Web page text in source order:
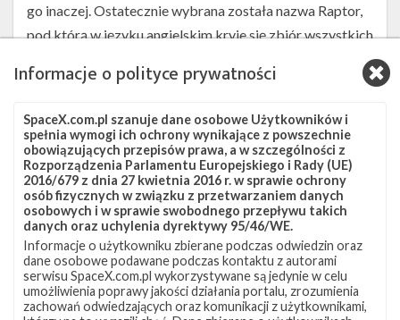
go inaczej. Ostatecznie wybrana została nazwa Raptor,
pod którą w języku angielskim kryje się zbiór wszystkich
swoją nazwę na cześć statku kosmicznego Millennium
Do tej pory stworzono kilka wersji silnika Merlin. W
najnowszej wersji – 1D – silnik ma wyższy ciąg niż
poprzednik. Dodatkowo postawiono na niezawodność i
łatwość produkcji, która z kolei sprawia, że jego budowa
jest bardzo tania. Merlin 1D został również
zaprojektowany tak, aby mógł szybko i w szerokim
zakresie regulować generowany ciąg. Precyzyjne
regulowanie ciągu pozwala na lądowanie pierwszymi
Informacje o polityce prywatności
SpaceX.com.pl szanuje dane osobowe Użytkowników i
spełnia wymogi ich ochrony wynikające z powszechnie
obowiązujących przepisów prawa, a w szczególności z
Rozporządzenia Parlamentu Europejskiego i Rady (UE)
2016/679 z dnia 27 kwietnia 2016 r. w sprawie ochrony
osób fizycznych w związku z przetwarzaniem danych
osobowych i w sprawie swobodnego przepływu takich
danych oraz uchylenia dyrektywy 95/46/WE.
Informacje o użytkowniku zbierane podczas odwiedzin oraz
dane osobowe podawane podczas kontaktu z autorami
serwisu SpaceX.com.pl wykorzystywane są jedynie w celu
umożliwienia poprawy jakości działania portalu, zrozumienia
zachowań odwiedzających oraz komunikacji z użytkownikami,